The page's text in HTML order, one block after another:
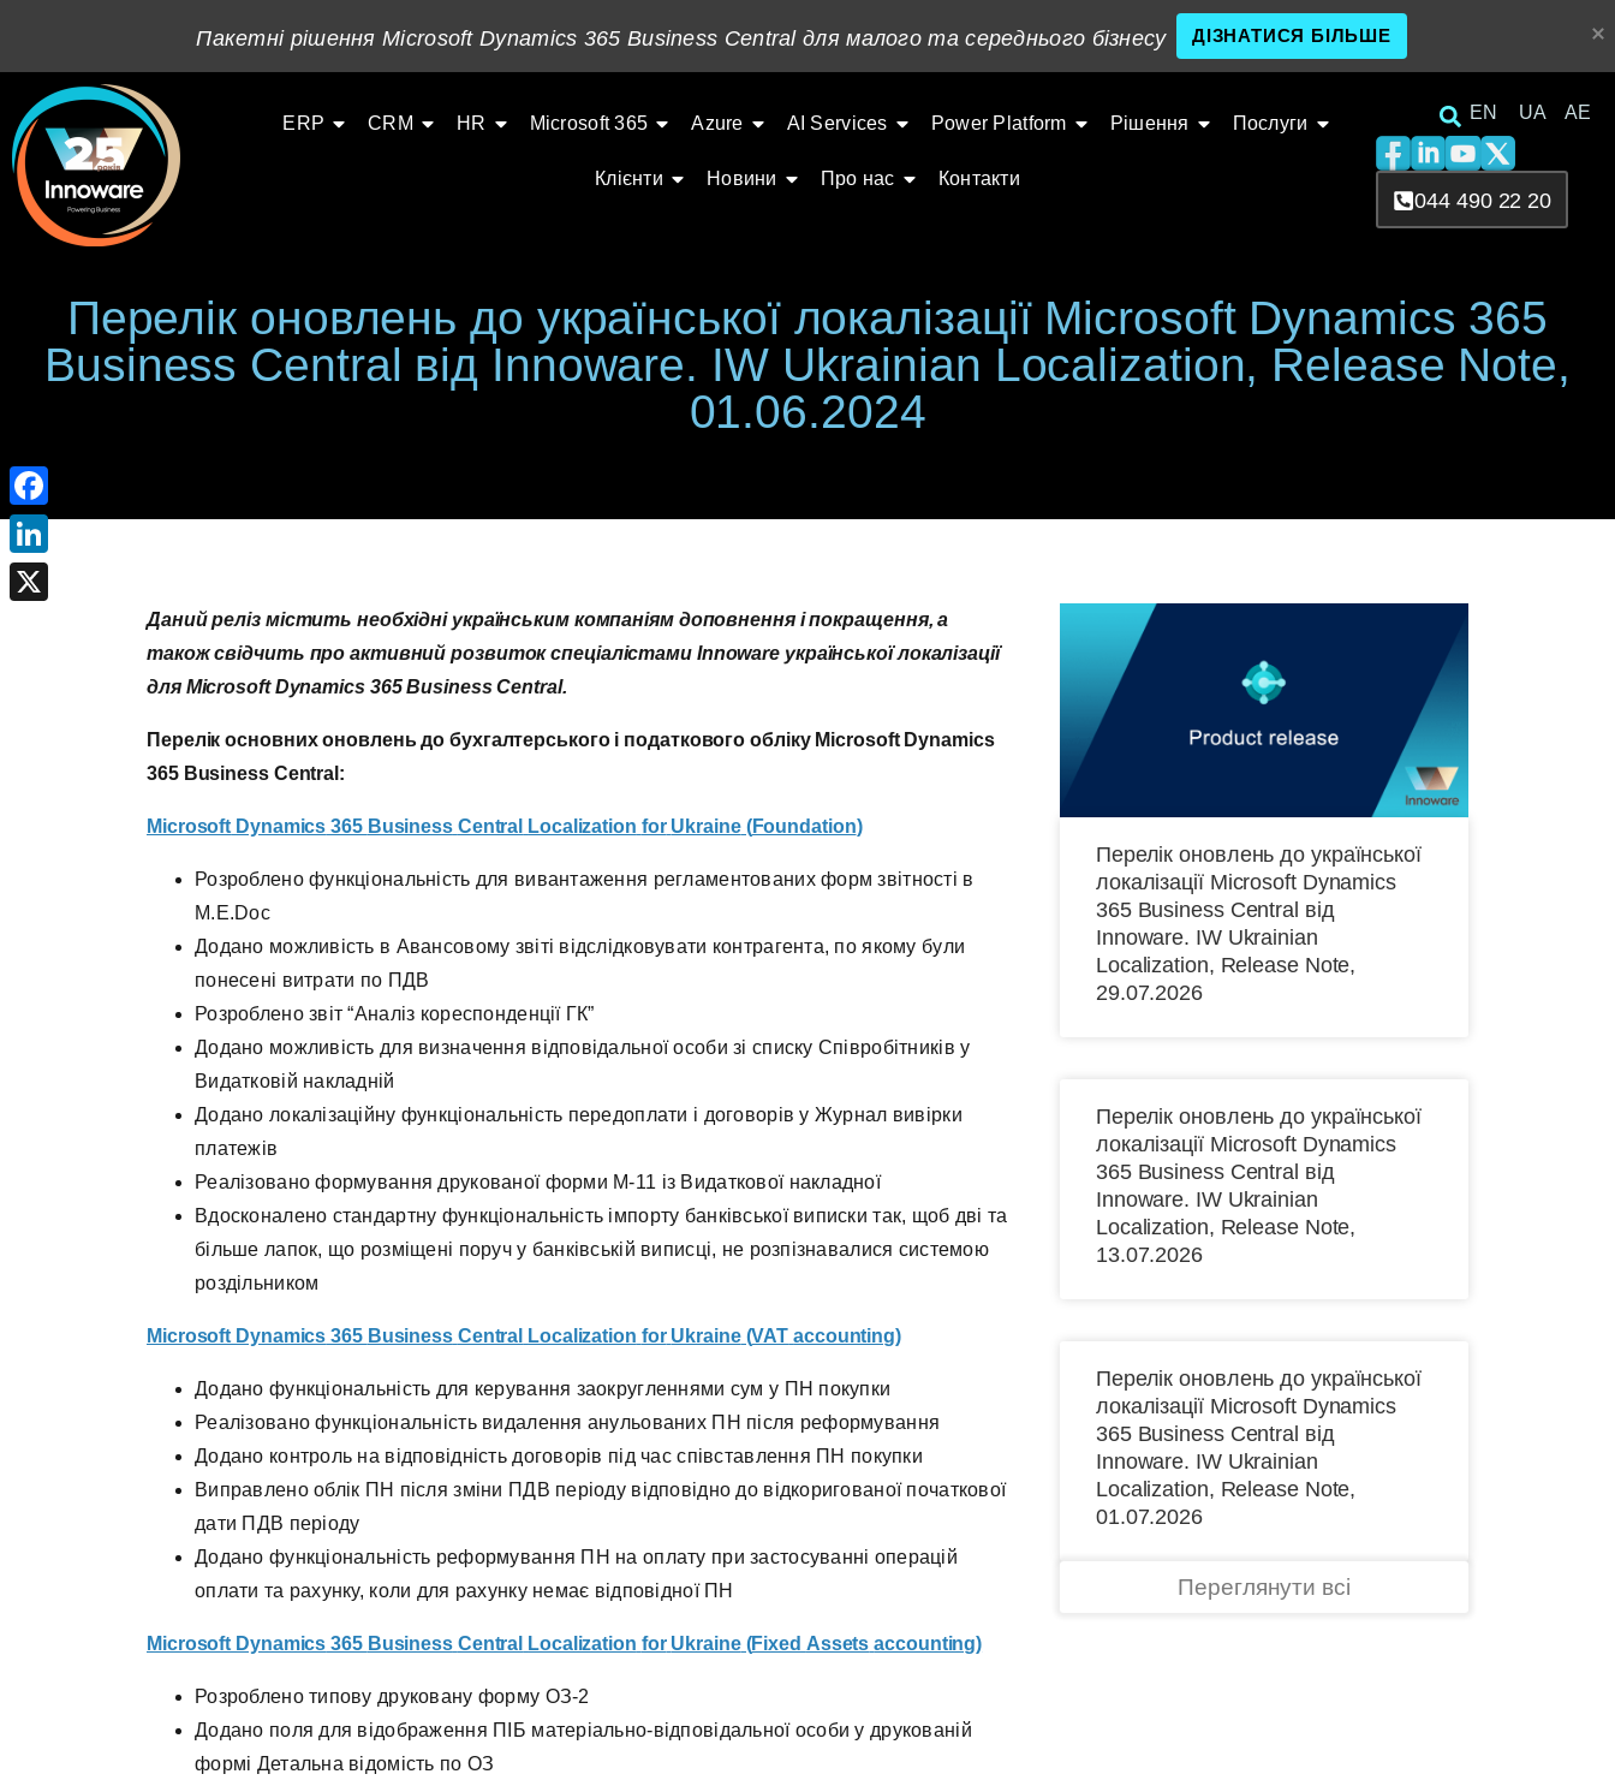
ERP CRM HR Microsoft 365 Azure AI Services Power Platform Рішення Послуги
Клієнти Новини Про нас Контакти
EN UA AE
044 490 22 20
Перелік оновлень до української локалізації Microsoft Dynamics 365
Business Central від Іnnoware. IW Ukrainian Localization, Release Note,
01.06.2024
Даний реліз містить необхідні українським компаніям доповнення і покращення, а
також свідчить про активний розвиток спеціалістами Innoware української локалізації
для Microsoft Dynamics365Business Central.
Перелік основних оновлень до бухгалтерського і податкового обліку Microsoft Dynamics
365 Business Central :
Microsoft Dynamics 365 Business Central Localization for Ukraine(Foundation)
Розроблено функціональність для вивантаження регламентованих форм звітності в
M.E.Doc
Додано можливість в Авансовому звіті відслідковувати контрагента, по якому були
понесені витрати по ПДВ
Розроблено звіт “Аналіз кореспонденції ГК”
Додано можливість для визначення відповідальної особи зі списку Співробітників у
Видатковій накладній
Додано локалізаційну функціональність передоплати і договорів у Журнал вивірки
платежів
Реалізовано формування друкованої форми М-11 із Видаткової накладної
Вдосконалено стандартну функціональність імпорту банківської виписки так, щоб дві та
більше лапок, що розміщені поруч у банківській виписці, не розпізнавалися системою
роздільником
Microsoft Dynamics 365 Business Central Localization for Ukraine(VAT accounting)
Додано функціональність для керування заокругленнями сум у ПН покупки
Реалізовано функціональність видалення анульованих ПН після реформування
Додано контроль на відповідність договорів під час співставлення ПН покупки
Виправлено облік ПН після зміни ПДВ періоду відповідно до відкоригованої початкової
дати ПДВ періоду
Додано функціональність реформування ПН на оплату при застосуванні операцій
оплати та рахунку, коли для рахунку немає відповідної ПН
Microsoft Dynamics 365 Business Central Localization for Ukraine(Fixed Assets accounting)
Розроблено типову друковану форму ОЗ-2
Додано поля для відображення ПІБ матеріально-відповідальної особи у друкованій
формі Детальна відомість по ОЗ
Перелік оновлень до української
локалізації Microsoft Dynamics
365 Business Central від
Іnnoware. IW Ukrainian
Localization, Release Note,
29.07.2026
Перелік оновлень до української
локалізації Microsoft Dynamics
365 Business Central від
Іnnoware. IW Ukrainian
Localization, Release Note,
13.07.2026
Перелік оновлень до української
локалізації Microsoft Dynamics
365 Business Central від
Іnnoware. IW Ukrainian
Localization, Release Note,
01.07.2026
Переглянути всі
Пакетні рішення Microsoft Dynamics 365 Business Central для малого та середнього бізнесу ДІЗНАТИСЯ БІЛЬШЕ
Facebook
LinkedIn